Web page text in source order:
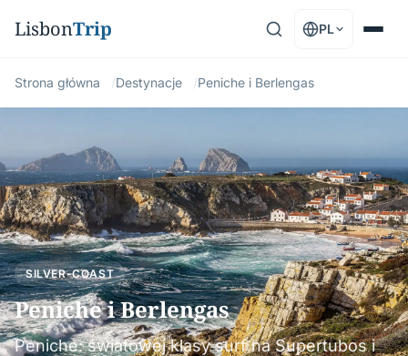
LisbonTrip PL
Strona główna Destynacje Peniche i Berlengas
SILVER-COAST
Peniche i Berlengas
Peniche: światowej klasy surf na Supertubos i